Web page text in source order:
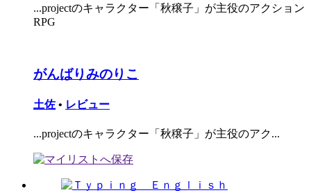
...projectのキャラクター「秋穣子」が主役のアクション
RPG
がんばりみのりこ
土佐 • レビュー
...projectのキャラクター「秋穣子」が主役のアク...